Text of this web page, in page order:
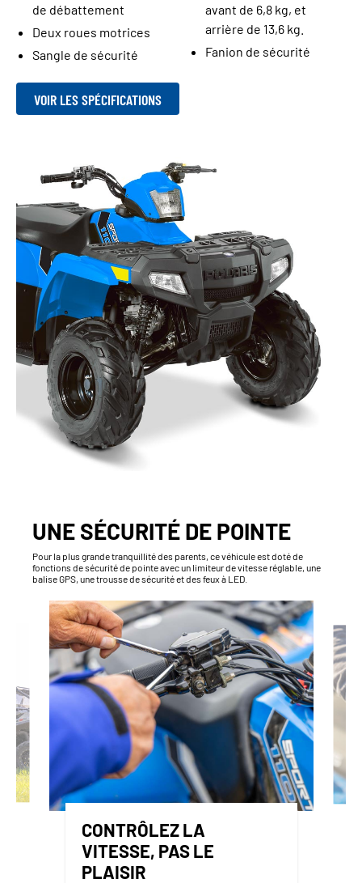
de débattement
Deux roues motrices
Sangle de sécurité
avant de 6,8 kg, et
arrière de 13,6 kg.
Fanion de sécurité
VOIR LES SPÉCIFICATIONS
UNE SÉCURITÉ DE POINTE
Pour la plus grande tranquillité des parents, ce véhicule est doté de
fonctions de sécurité de pointe avec un limiteur de vitesse réglable, une
balise GPS, une trousse de sécurité et des feux à LED.
CONTRÔLEZ LA
VITESSE, PAS LE
PLAISIR